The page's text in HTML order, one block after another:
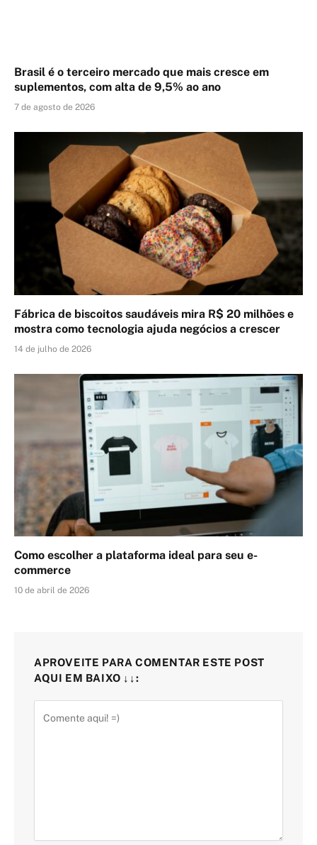
Brasil é o terceiro mercado que mais cresce em
suplementos, com alta de 9,5% ao ano
7 de agosto de 2026
Fábrica de biscoitos saudáveis mira R$ 20 milhões e
mostra como tecnologia ajuda negócios a crescer
14 de julho de 2026
Como escolher a plataforma ideal para seu e-
commerce
10 de abril de 2026
APROVEITE PARA COMENTAR ESTE POST
AQUI EM BAIXO ↓↓: